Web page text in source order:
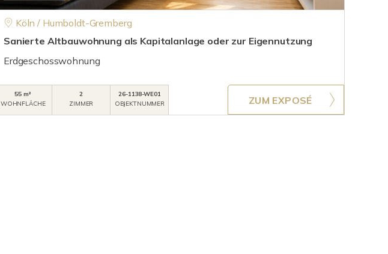
Köln / Humboldt-Gremberg
Sanierte Altbauwohnung als Kapitalanlage oder zur Eigennutzung
Erdgeschosswohnung
55 m²
WOHNFLÄCHE
2
ZIMMER
26-1138-WE01
OBJEKTNUMMER
ZUM EXPOSÉ